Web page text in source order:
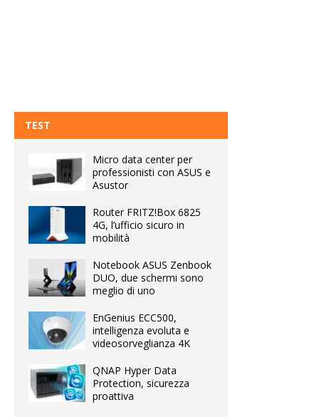
TEST
Micro data center per
professionisti con ASUS e
Asustor
Router FRITZ!Box 6825
4G, l’ufficio sicuro in
mobilità
Notebook ASUS Zenbook
DUO, due schermi sono
meglio di uno
EnGenius ECC500,
intelligenza evoluta e
videosorveglianza 4K
QNAP Hyper Data
Protection, sicurezza
proattiva